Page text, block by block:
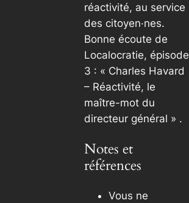
réactivité, au service
des citoyen·nes.
Bonne écoute de
Localocratie, épisode
3 : « Charles Havard
– Réactivité, le
maître-mot du
directeur général » .
Notes et
références
Vous ne